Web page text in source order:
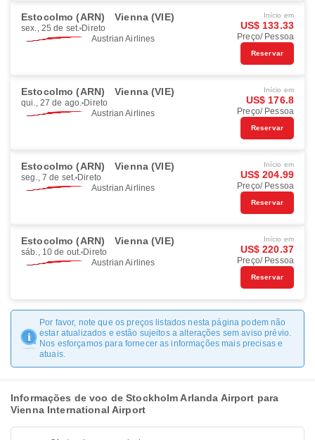
Estocolmo (ARN) Vienna (VIE)
sex., 25 de set. Direto
Austrian Airlines
Início em
US$ 133.33
Preço/ Pessoa
Reservar
Estocolmo (ARN) Vienna (VIE)
qui., 27 de ago. Direto
Austrian Airlines
Início em
US$ 176.8
Preço/ Pessoa
Reservar
Estocolmo (ARN) Vienna (VIE)
seg., 7 de set. Direto
Austrian Airlines
Início em
US$ 204.99
Preço/ Pessoa
Reservar
Estocolmo (ARN) Vienna (VIE)
sáb., 10 de out. Direto
Austrian Airlines
Início em
US$ 220.37
Preço/ Pessoa
Reservar
Por favor, note que os preços listados nesta página podem não
estar atualizados e estão sujeitos a alterações sem aviso prévio.
Nos esforçamos para fornecer as informações mais precisas e
atuais.
Informações de voo de Stockholm Arlanda Airport para
Vienna International Airport